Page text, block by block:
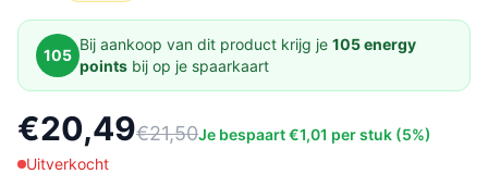
105
Bij aankoop van dit product krijg je 105 energy
points bij op je spaarkaart
€20,49€21,50Je bespaart €1,01 per stuk (5%)
Uitverkocht